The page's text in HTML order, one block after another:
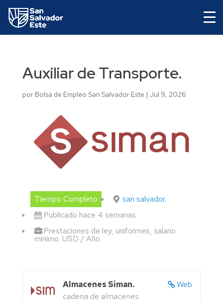
Auxiliar de Transporte.
por Bolsa de Empleo San Salvador Este | Jul 9, 2026
Tiempo Completo
san salvador.
Publicado hace 4 semanas
Prestaciones de ley, uniformes, salario
minimo. USD / Año
Web
Almacenes Siman.
cadena de almacenes.